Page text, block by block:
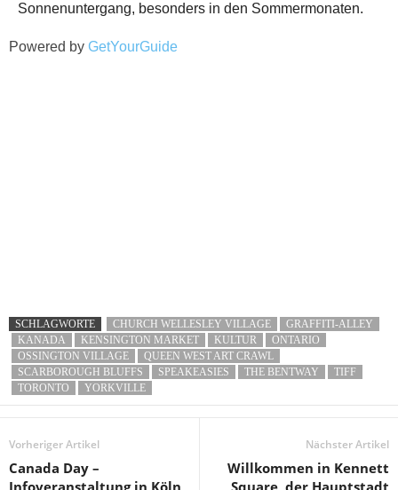
Sonnenuntergang, besonders in den Sommermonaten.
Powered by GetYourGuide
SCHLAGWORTE CHURCH WELLESLEY VILLAGE
GRAFFITI-ALLEY
KANADA
KENSINGTON MARKET KULTUR
ONTARIO
OSSINGTON VILLAGE
QUEEN WEST ART CRAWL
SCARBOROUGH BLUFFS
SPEAKEASIES THE BENTWAY
TIFF
TORONTO
YORKVILLE
Vorheriger Artikel
Canada Day –
Nächster Artikel
Willkommen in Kennett